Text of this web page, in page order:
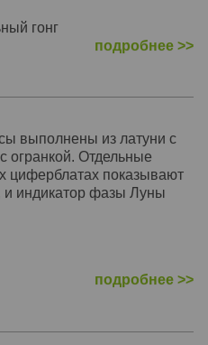
гонг
подробнее >>
выполнены из латуни с
огранкой. Отдельные
циферблатах показывают
и индикатор фазы Луны
подробнее >>